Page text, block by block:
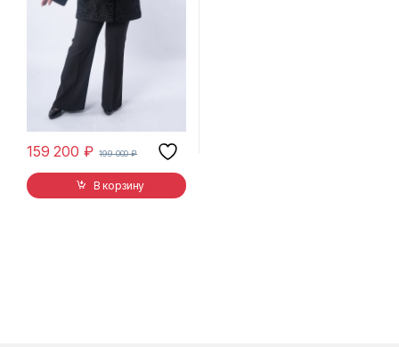
159 200 ₽ 199 000₽
В корзину